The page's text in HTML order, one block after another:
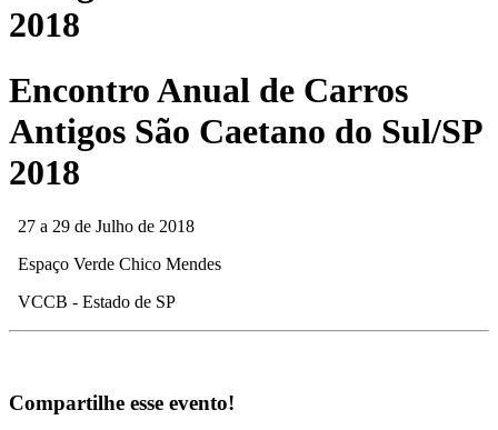
2018
Encontro Anual de Carros
Antigos São Caetano do Sul/SP
2018
27 a 29 de Julho de 2018
Espaço Verde Chico Mendes
VCCB - Estado de SP
Compartilhe esse evento!